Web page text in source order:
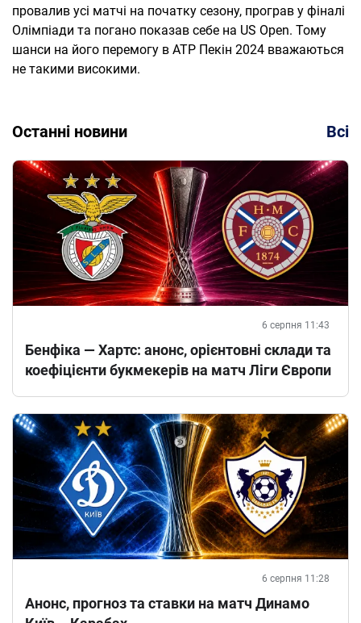
провалив усі матчі на початку сезону, програв у фіналі
Олімпіади та погано показав себе на US Open. Тому
шанси на його перемогу в ATP Пекін 2024 вважаються
не такими високими.
Останні новини Всі
6 серпня 11:43
Бенфіка — Хартс: анонс, орієнтовні склади та
коефіцієнти букмекерів на матч Ліги Європи
6 серпня 11:28
Анонс, прогноз та ставки на матч Динамо